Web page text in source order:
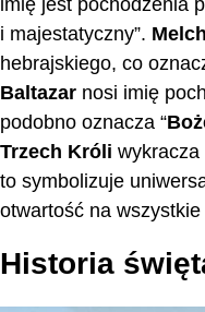
i majestatyczny”.
hebrajskiego, co
Baltazar nosi imię
podobno oznacza “
Trzech Króli wykracza
to symbolizuje
otwartość na wszystkie
Historia